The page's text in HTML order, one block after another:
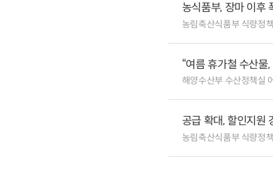
농식품부, 장마 이후
농림축산식품부 식량정
“여름 휴가철 수산물
해양수산부 수산정책실
공급 확대, 할인지원
농림축산식품부 식량정